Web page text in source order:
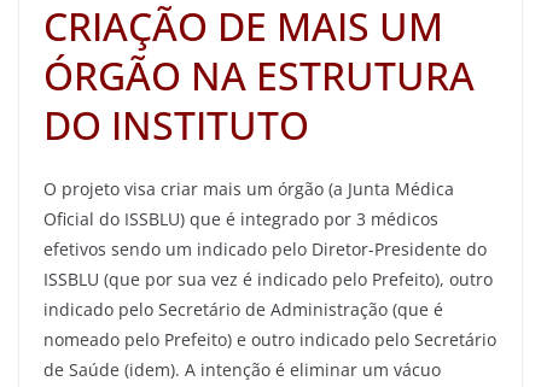
CRIAÇÃO DE MAIS UM
ÓRGÃO NA ESTRUTURA
DO INSTITUTO
O projeto visa criar mais um órgão (a Junta Médica
Oficial do ISSBLU) que é integrado por 3 médicos
efetivos sendo um indicado pelo Diretor-Presidente do
ISSBLU (que por sua vez é indicado pelo Prefeito), outro
indicado pelo Secretário de Administração (que é
nomeado pelo Prefeito) e outro indicado pelo Secretário
de Saúde (idem). A intenção é eliminar um vácuo